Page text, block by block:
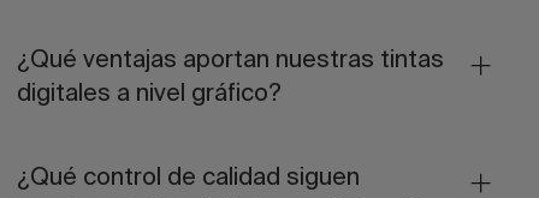
¿Qué ventajas aportan nuestras tintas
digitales a nivel gráfico?
¿Qué control de calidad siguen